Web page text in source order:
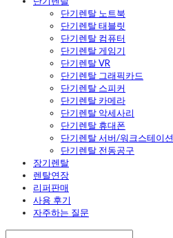
단기렌탈 노트북
단기렌탈 태블릿
단기렌탈 컴퓨터
단기렌탈 게임기
단기렌탈 VR
단기렌탈 그래픽카드
단기렌탈 스피커
단기렌탈 카메라
단기렌탈 악세사리
단기렌탈 휴대폰
단기렌탈 서버/워크스테이션
단기렌탈 전동공구
장기렌탈
렌탈연장
리퍼판매
사용 후기
자주하는 질문